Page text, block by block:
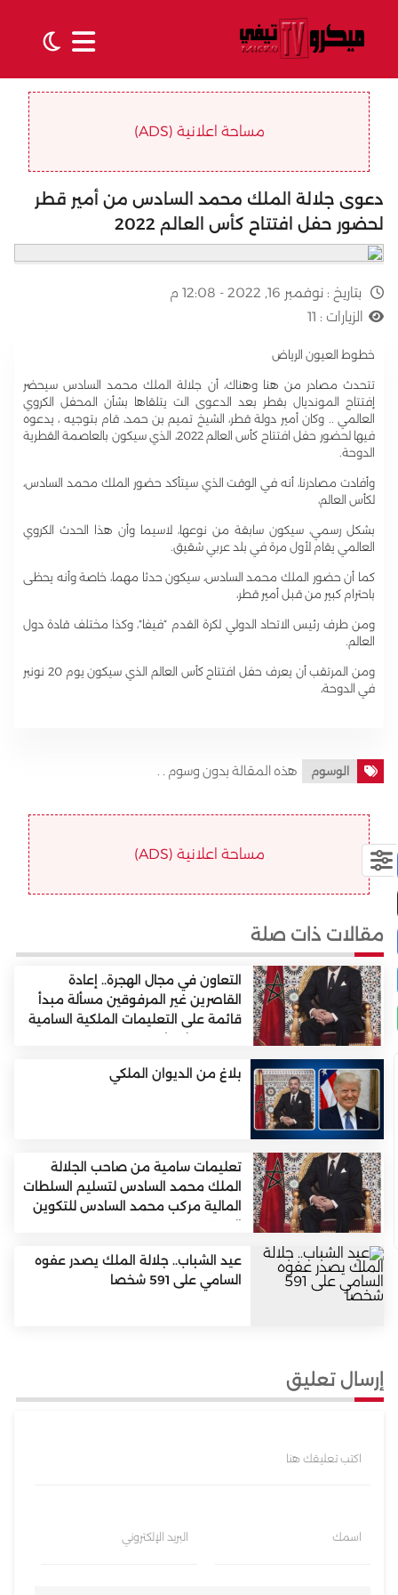
مساحة اعلانية (ADS)
دعوى جلالة الملك محمد السادس من أمير قطر
لحضور حفل افتتاح كأس العالم 2022
بتاريخ : نوفمبر 16, 2022 - 12:08 م
الزيارات : 11
خطوط العيون الرياض
تتحدث مصادر من هنا وهناك، أن جلالة الملك محمد السادس سيحضر
إفتتاح المونديال بقطر بعد الدعوى الت يتلقاها بشأن المحفل الكروي
العالمي .. وكان أمير دولة قطر، الشيخ تميم بن حمد، قام بتوجيه ، يدعوه
فيها لحضور حفل افتتاح كأس العالم 2022، الذي سيكون بالعاصمة القطرية
الدوحة.
وأفادت مصادرنا، أنه في الوقت الذي سيتأكد حضور الملك محمد السادس،
لكأس العالم،
بشكل رسمي، سيكون سابقة من نوعها، لاسيما وأن هذا الحدث الكروي
العالمي يقام لأول مرة في بلد عربي شقيق.
كما أن حضور الملك محمد السادس، سيكون حدثا مهما، خاصة وأنه يحظى
باحترام كبير من قبل أمير قطر،
ومن طرف رئيس الاتحاد الدولي لكرة القدم “فيفا”، وكذا مختلف قادة دول
العالم.
ومن المرتقب أن يعرف حفل افتتاح كأس العالم الذي سيكون يوم 20 نونبر
في الدوحة،
الوسوم هذه المقالة بدون وسوم . .
مساحة اعلانية (ADS)
مقالات ذات صلة
التعاون في مجال الهجرة.. إعادة
القاصرين غير المرفوقين مسألة مبدأ
قائمة على التعليمات الملكية السامية
(مصدر دبلوماسي)
بلاغ من الديوان الملكي
تعليمات سامية من صاحب الجلالة
الملك محمد السادس لتسليم السلطات
المالية مركب محمد السادس للتكوين
المهني
عيد الشباب.. جلالة الملك يصدر عفوه
السامي على 591 شخصا
إرسال تعليق
اكتب تعليقك هنا
اسمك البريد الإلكتروني